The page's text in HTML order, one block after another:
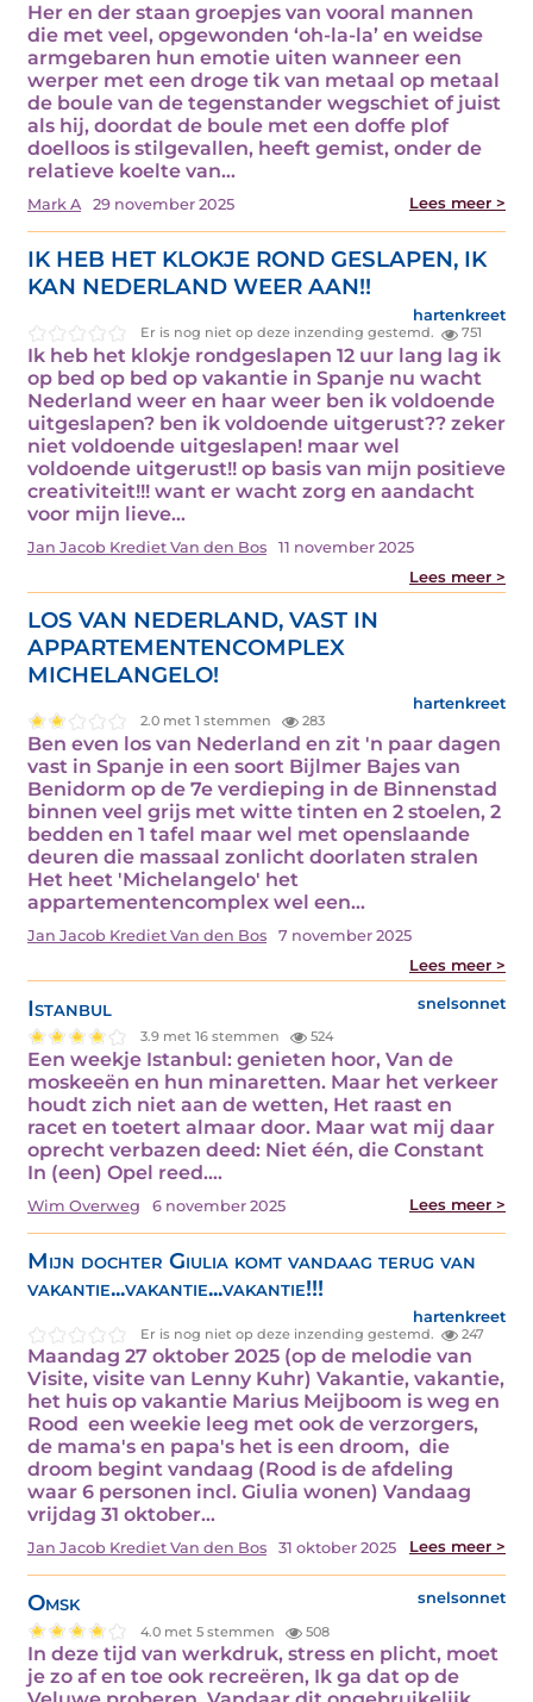
Her en der staan groepjes van vooral mannen
die met veel, opgewonden ‘oh-la-la’ en weidse
armgebaren hun emotie uiten wanneer een
werper met een droge tik van metaal op metaal
de boule van de tegenstander wegschiet of juist
als hij, doordat de boule met een doffe plof
doelloos is stilgevallen, heeft gemist, onder de
relatieve koelte van…
Mark A 29 november 2025 Lees meer >
IK HEB HET KLOKJE ROND GESLAPEN, IK
KAN NEDERLAND WEER AAN!!
hartenkreet
Er is nog niet op deze inzending gestemd. 751
Ik heb het klokje rondgeslapen 12 uur lang lag ik
op bed op bed op vakantie in Spanje nu wacht
Nederland weer en haar weer ben ik voldoende
uitgeslapen? ben ik voldoende uitgerust?? zeker
niet voldoende uitgeslapen! maar wel
voldoende uitgerust!! op basis van mijn positieve
creativiteit!!! want er wacht zorg en aandacht
voor mijn lieve…
Jan Jacob Krediet Van den Bos
11 november 2025
Lees meer >
LOS VAN NEDERLAND, VAST IN
APPARTEMENTENCOMPLEX
MICHELANGELO!
hartenkreet
2.0 met 1 stemmen 283
Ben even los van Nederland en zit 'n paar dagen
vast in Spanje in een soort Bijlmer Bajes van
Benidorm op de 7e verdieping in de Binnenstad
binnen veel grijs met witte tinten en 2 stoelen, 2
bedden en 1 tafel maar wel met openslaande
deuren die massaal zonlicht doorlaten stralen
Het heet 'Michelangelo' het
appartementencomplex wel een…
Jan Jacob Krediet Van den Bos
7 november 2025
Lees meer >
Istanbul snelsonnet
3.9 met 16 stemmen 524
Een weekje Istanbul: genieten hoor, Van de
moskeeën en hun minaretten. Maar het verkeer
houdt zich niet aan de wetten, Het raast en
racet en toetert almaar door. Maar wat mij daar
oprecht verbazen deed: Niet één, die Constant
In (een) Opel reed.…
Wim Overweg 6 november 2025 Lees meer >
Mijn dochter Giulia komt vandaag terug van
vakantie...vakantie...vakantie!!!
hartenkreet
Er is nog niet op deze inzending gestemd. 247
Maandag 27 oktober 2025 (op de melodie van
Visite, visite van Lenny Kuhr) Vakantie, vakantie,
het huis op vakantie Marius Meijboom is weg en
Rood een weekie leeg met ook de verzorgers,
de mama's en papa's het is een droom, die
droom begint vandaag (Rood is de afdeling
waar 6 personen incl. Giulia wonen) Vandaag
vrijdag 31 oktober…
Jan Jacob Krediet Van den Bos 31 oktober 2025 Lees meer >
Omsk snelsonnet
4.0 met 5 stemmen 508
In deze tijd van werkdruk, stress en plicht, moet
je zo af en toe ook recreëren, Ik ga dat op de